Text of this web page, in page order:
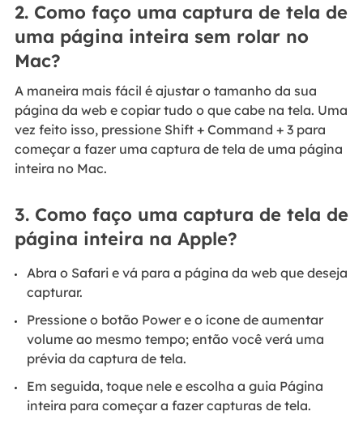
2. Como faço uma captura de tela de
uma página inteira sem rolar no
Mac?
A maneira mais fácil é ajustar o tamanho da sua
página da web e copiar tudo o que cabe na tela. Uma
vez feito isso, pressione Shift + Command + 3 para
começar a fazer uma captura de tela de uma página
inteira no Mac.
3. Como faço uma captura de tela de
página inteira na Apple?
Abra o Safari e vá para a página da web que deseja
capturar.
Pressione o botão Power e o ícone de aumentar
volume ao mesmo tempo; então você verá uma
prévia da captura de tela.
Em seguida, toque nele e escolha a guia Página
inteira para começar a fazer capturas de tela.